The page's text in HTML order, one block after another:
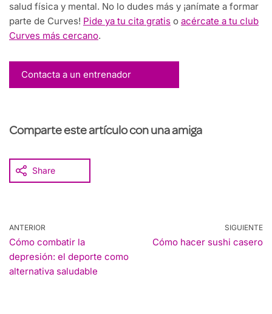
salud física y mental. No lo dudes más y ¡anímate a formar
parte de Curves! Pide ya tu cita gratis o acércate a tu club
Curves más cercano.
Contacta a un entrenador
Comparte este artículo con una amiga
Share
ANTERIOR
Cómo combatir la
depresión: el deporte como
alternativa saludable
SIGUIENTE
Cómo hacer sushi casero